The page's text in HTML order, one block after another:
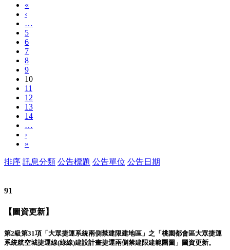
«
‹
…
5
6
7
8
9
10
11
12
13
14
…
›
»
排序 訊息分類 公告標題 公告單位 公告日期
91
【圖資更新】
第2級第31項「大眾捷運系統兩側禁建限建地區」之「桃園都會區大眾捷運
系統航空城捷運線(綠線)建設計畫捷運兩側禁建限建範圍圖」圖資更新。